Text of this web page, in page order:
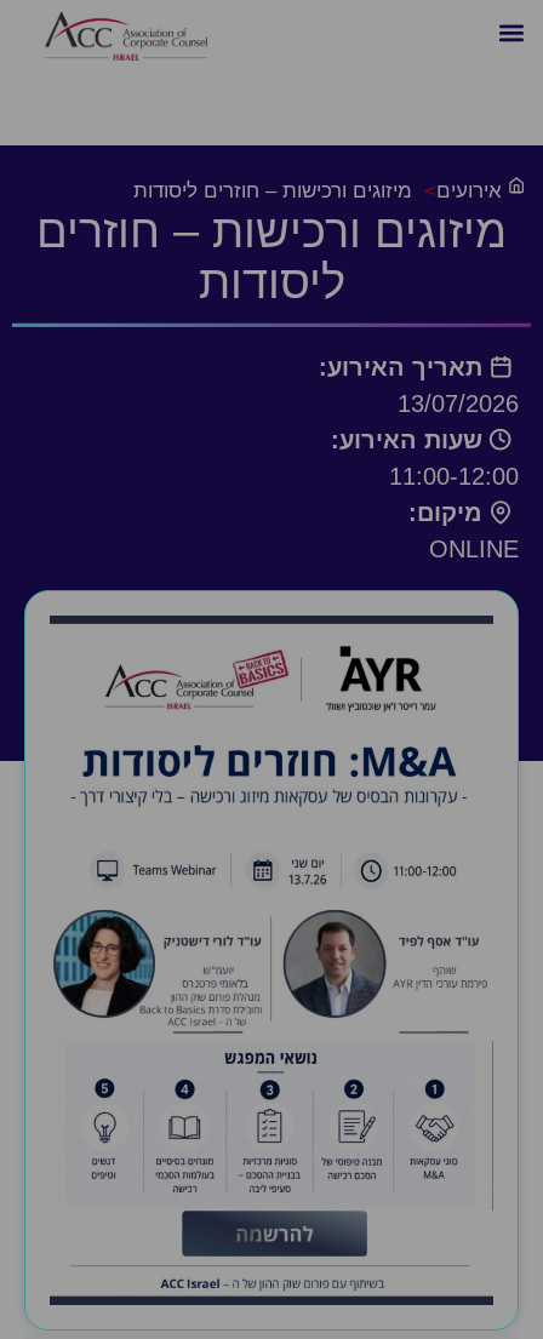
אירועים> מיזוגים ורכישות – חוזרים ליסודות
מיזוגים ורכישות – חוזרים
ליסודות
תאריך האירוע:
13/07/2026
שעות האירוע:
11:00-12:00
מיקום:
ONLINE